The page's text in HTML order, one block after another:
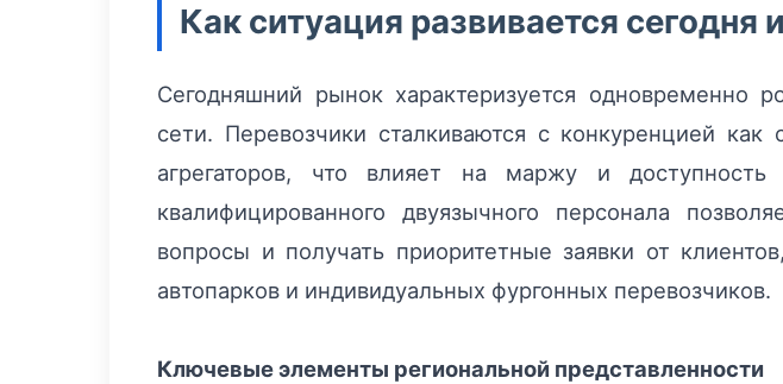
Как ситуация развивается
Сегодняшний рынок характеризуется одновременно
сети. Перевозчики сталкиваются с конкуренцией
агрегаторов, что влияет на маржу и
квалифицированного двуязычного персонала
вопросы и получать приоритетные заявки от
автопарков и индивидуальных фургонных перевозчиков.
Ключевые элементы региональной представленности